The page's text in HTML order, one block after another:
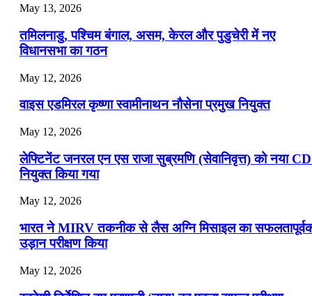
July 19, 2026
📝 डेली करेंट अफेयर्स: 16-18 जुलाई 2026
May 13, 2026
तमिलनाडु, पश्चिम बंगाल, असम, केरल और पुडुचेरी में नए
विधानसभा का गठन
May 12, 2026
वाइस एडमिरल कृष्णा स्वामीनाथन नौसेना प्रमुख नियुक्त
May 12, 2026
लेफ्टिनेंट जनरल एन एस राजा सुब्रमणि (सेवानिवृत्त) को नया
नियुक्त किया गया
May 12, 2026
भारत ने MIRV तकनीक से लैस अग्नि मिसाइल का
उड़ान परीक्षण किया
May 12, 2026